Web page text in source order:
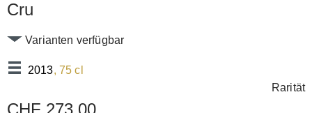
Cru
2013, 75 cl
Varianten verfügbar
Rarität
CHF 273.00